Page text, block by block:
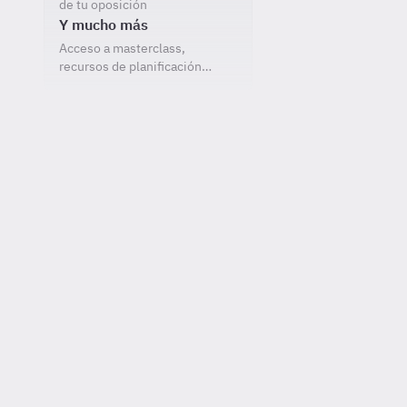
de tu oposición
Y mucho más
Acceso a masterclass,
recursos de planificación…